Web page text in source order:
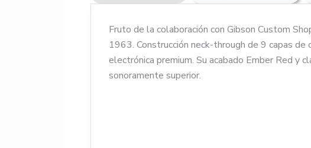
Fruto de la colaboración con Gibson Custom
1963. Construcción neck-through de 9 capas
electrónica premium. Su acabado Ember Red y
sonoramente superior.
¡Qué tal! Estás ante una de las
Epiphone es una pieza de alta
through), algo muy raro de ver en
humbuckers (más potentes que
Construcción:
Material Mástil: 9